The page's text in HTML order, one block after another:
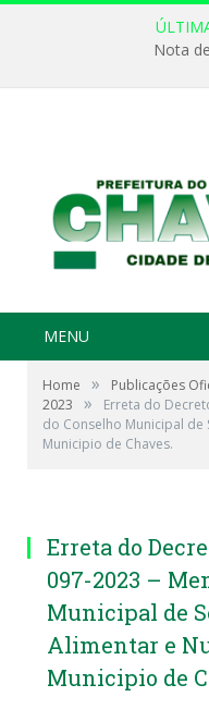
Nota
MENU
Home » Publicações
2023
»
Erreta do
do Conselho Municipal
Municipio de Chaves.
Erreta do
097-2023 –
Municipal de
Alimentar e
Municipio de